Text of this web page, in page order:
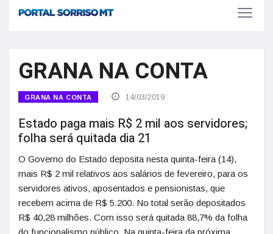
GRANA NA CONTA
GRANA NA CONTA 14/03/2019
Estado paga mais R$ 2 mil aos servidores;
folha será quitada dia 21
O Governo do Estado deposita nesta quinta-feira (14),
mais R$ 2 mil relativos aos salários de fevereiro, para os
servidores ativos, aposentados e pensionistas, que
recebem acima de R$ 5.200. No total serão depositados
R$ 40,28 milhões. Com isso será quitada 88,7% da folha
do funcionalismo público. Na quinta-feira da próxima